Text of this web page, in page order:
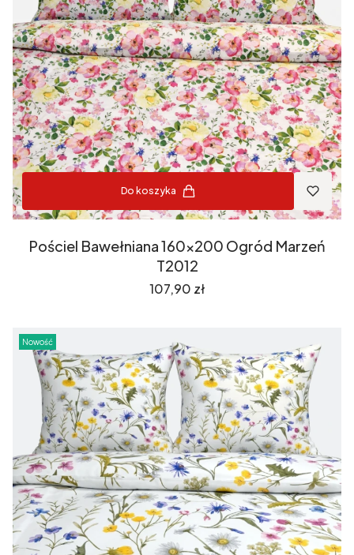
Do koszyka
Pościel Bawełniana 160x200 Ogród Marzeń
T2012
Cena
107,90 zł
Nowość